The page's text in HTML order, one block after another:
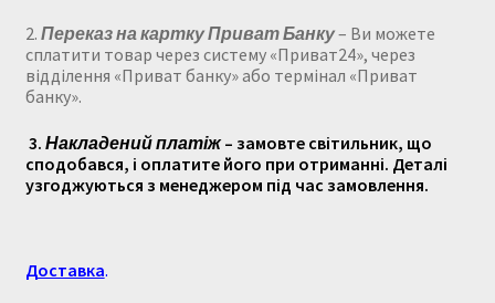
2. Переказ на картку Приват Банку– Ви можете
сплатити товар через систему «Приват24», через
відділення «Приват банку» або термінал «Приват
банку».
3. Накладений платіж– замовте світильник, що
сподобався, і оплатите його при отриманні. Деталі
узгоджуються з менеджером під час замовлення.
Доставка.